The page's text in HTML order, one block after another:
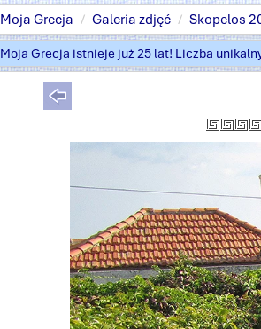
Moja Grecja Galeria zdjęć Skopelos
Moja Grecja istnieje już 25 lat! Liczba